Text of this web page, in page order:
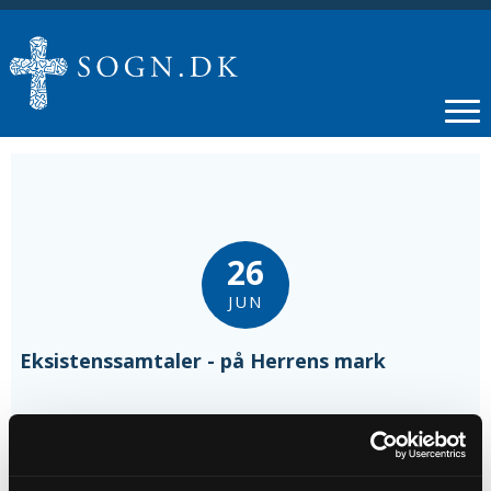
26
JUN
Eksistenssamtaler - på Herrens mark